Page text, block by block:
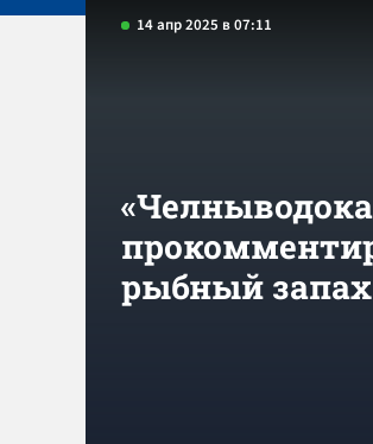
14 апр 2025 в 07:11
рыбный